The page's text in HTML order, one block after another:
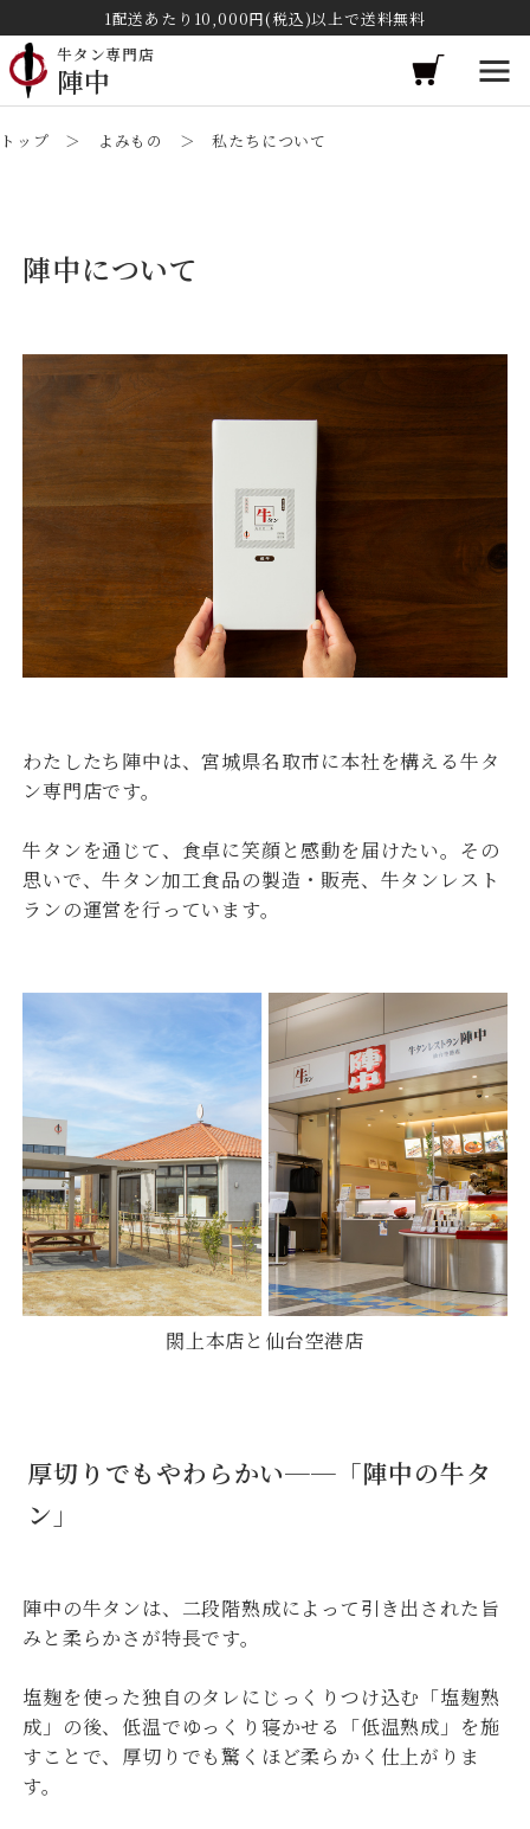
1配送あたり10,000円(税込)以上で送料無料
牛タン専門店
陣中
トップ ＞ よみもの ＞ 私たちについて
陣中について
わたしたち陣中は、宮城県名取市に本社を構える牛タ
ン専門店です。
牛タンを通じて、食卓に笑顔と感動を届けたい。その
思いで、牛タン加工食品の製造・販売、牛タンレスト
ランの運営を行っています。
閖上本店と仙台空港店
厚切りでもやわらかい──「陣中の牛タ
ン」
陣中の牛タンは、二段階熟成によって引き出された旨
みと柔らかさが特長です。
塩麹を使った独自のタレにじっくりつけ込む「塩麹熟
成」の後、低温でゆっくり寝かせる「低温熟成」を施
すことで、厚切りでも驚くほど柔らかく仕上がりま
す。